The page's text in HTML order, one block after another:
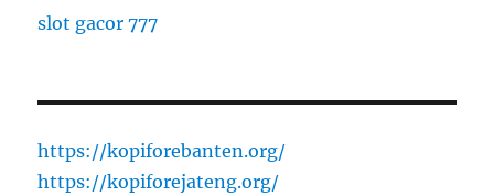
slot gacor 777
https://kopiforebanten.org/
https://kopiforejateng.org/